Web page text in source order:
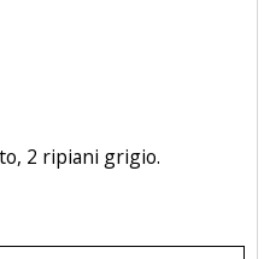
2 ripiani grigio.